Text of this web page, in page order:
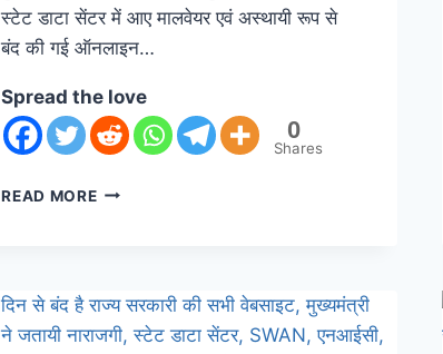
स्टेट डाटा सेंटर में आए मालवेयर एवं अस्थायी रूप से
बंद की गई ऑनलाइन…
Spread the love
0
Shares
READ MORE